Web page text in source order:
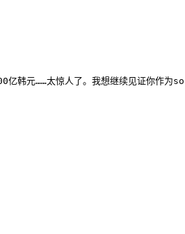
韩元……太惊人了。我想继续见证你作为